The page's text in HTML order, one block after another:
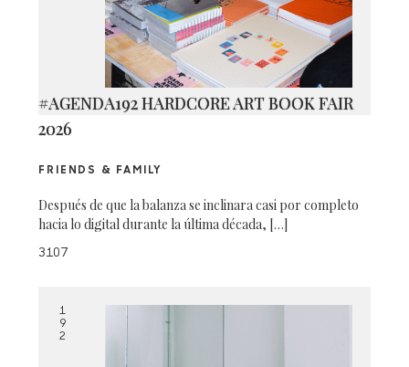
#AGENDA192 HARDCORE ART BOOK FAIR
2026
FRIENDS & FAMILY
Después de que la balanza se inclinara casi por completo
hacia lo digital durante la última década, […]
3107
1
9
2